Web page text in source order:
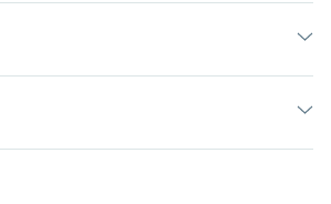
Океан
| Пасифик
Плам